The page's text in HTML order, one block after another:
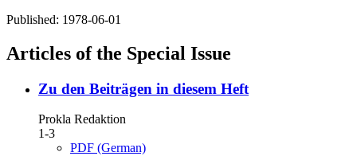
Published: 1978-06-01
Articles of the Special Issue
Zu den Beiträgen in diesem Heft
Prokla Redaktion
1-3
PDF (German)